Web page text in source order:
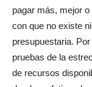
pagar más, mejor
con que no existe
presupuestaria.
pruebas de la
de recursos